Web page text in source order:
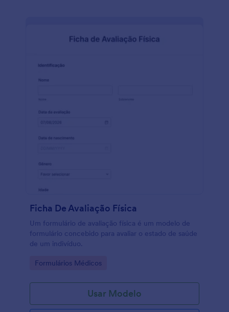
Ficha De Avaliação Física
Um formulário de avaliação física é um modelo de
formulário concebido para avaliar o estado de saúde
de um indivíduo.
Go to Category:
Formulários Médicos
Usar Modelo